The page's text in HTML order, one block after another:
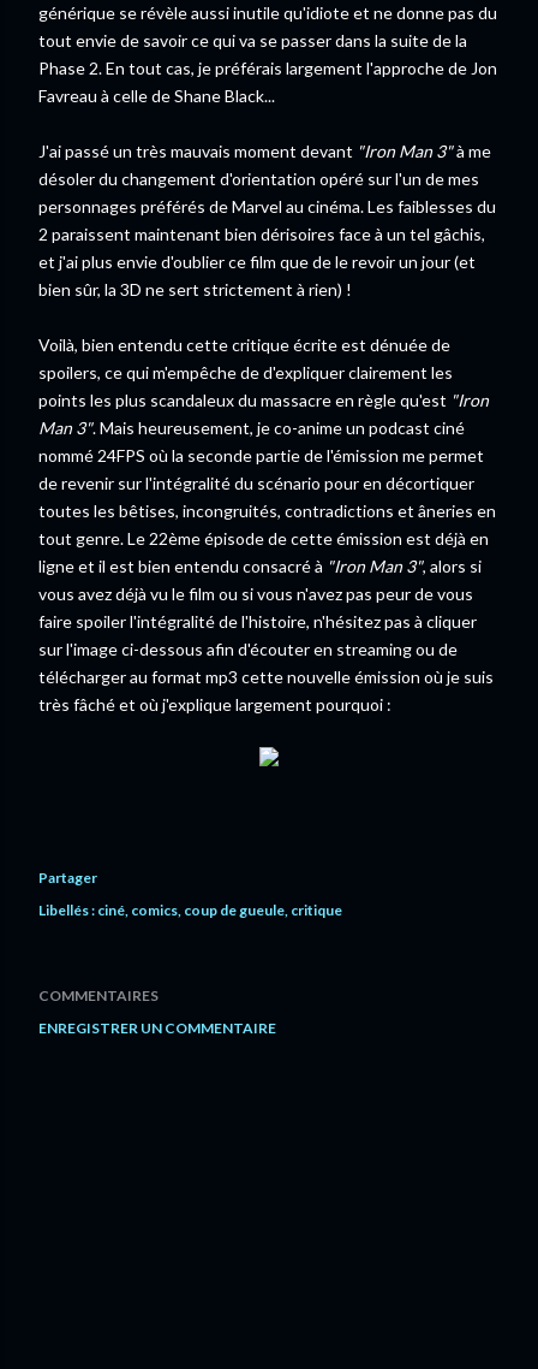
générique se révèle aussi inutile qu'idiote et ne donne pas du
tout envie de savoir ce qui va se passer dans la suite de la
Phase 2. En tout cas, je préférais largement l'approche de Jon
Favreau à celle de Shane Black...
J'ai passé un très mauvais moment devant "Iron Man 3"à me
désoler du changement d'orientation opéré sur l'un de mes
personnages préférés de Marvel au cinéma. Les faiblesses du
2 paraissent maintenant bien dérisoires face à un tel gâchis,
et j'ai plus envie d'oublier ce film que de le revoir un jour (et
bien sûr, la 3D ne sert strictement à rien) !
Voilà, bien entendu cette critique écrite est dénuée de
spoilers, ce qui m'empêche de d'expliquer clairement les
points les plus scandaleux du massacre en règle qu'est "Iron
Man 3". Mais heureusement, je co-anime un podcast ciné
nommé 24FPS où la seconde partie de l'émission me permet
de revenir sur l'intégralité du scénario pour en décortiquer
toutes les bêtises, incongruités, contradictions et âneries en
tout genre. Le 22ème épisode de cette émission est déjà en
ligne et il est bien entendu consacré à "Iron Man 3", alors si
vous avez déjà vu le film ou si vous n'avez pas peur de vous
faire spoiler l'intégralité de l'histoire, n'hésitez pas à cliquer
sur l'image ci-dessous afin d'écouter en streaming ou de
télécharger au format mp3 cette nouvelle émission où je suis
très fâché et où j'explique largement pourquoi :
Partager
Libellés : ciné comics coup de gueule critique
COMMENTAIRES
ENREGISTRER UN COMMENTAIRE